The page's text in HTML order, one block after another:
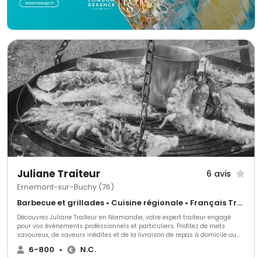
Juliane Traiteur 6 avis
Ernemont-sur-Buchy (76)
Barbecue et grillades • Cuisine régionale • Français Traditionnel
Découvrez Juliane Traiteur en Normandie, votre expert traiteur engagé
pour vos événements professionnels et particuliers. Profitez de mets
savoureux, de saveurs inédites et de la livraison de repas à domicile ou
en entreprise. Juliane, avec sa cuisine maison et passionnée, élaborée à
partir de produits locaux et BIO, vous invite à savourer des plats de saison
6-800 • N.C.